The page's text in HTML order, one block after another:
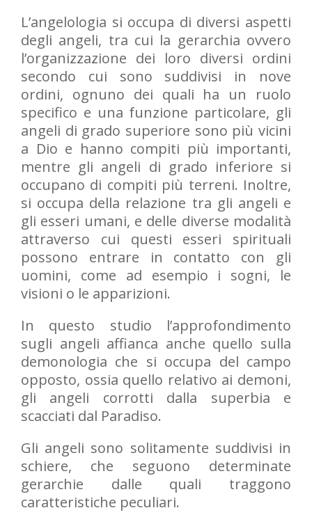
L’angelologia si occupa di diversi aspetti
degli angeli, tra cui la gerarchia ovvero
l’organizzazione dei loro diversi ordini
secondo cui sono suddivisi in nove
ordini, ognuno dei quali ha un ruolo
specifico e una funzione particolare, gli
angeli di grado superiore sono più vicini
a Dio e hanno compiti più importanti,
mentre gli angeli di grado inferiore si
occupano di compiti più terreni. Inoltre,
si occupa della relazione tra gli angeli e
gli esseri umani, e delle diverse modalità
attraverso cui questi esseri spirituali
possono entrare in contatto con gli
uomini, come ad esempio i sogni, le
visioni o le apparizioni.
In questo studio l’approfondimento
sugli angeli affianca anche quello sulla
demonologia che si occupa del campo
opposto, ossia quello relativo ai demoni,
gli angeli corrotti dalla superbia e
scacciati dal Paradiso.
Gli angeli sono solitamente suddivisi in
schiere, che seguono determinate
gerarchie dalle quali traggono
caratteristiche peculiari.